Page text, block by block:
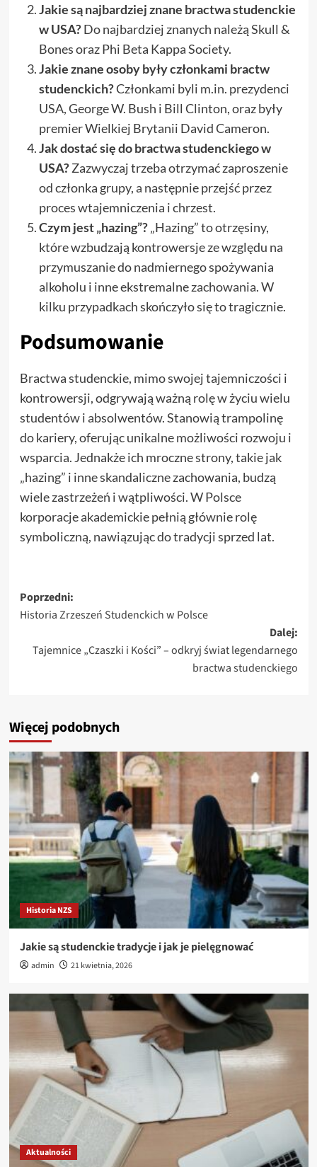
Jakie są najbardziej znane bractwa studenckie
w USA?Do najbardziej znanych należą Skull &
Bones oraz Phi Beta Kappa Society.
Jakie znane osoby były członkami bractw
studenckich?Członkami byli m.in. prezydenci
USA, George W. Bush i Bill Clinton, oraz były
premier Wielkiej Brytanii David Cameron.
Jak dostać się do bractwa studenckiego w
USA?Zazwyczaj trzeba otrzymać zaproszenie
od członka grupy, a następnie przejść przez
proces wtajemniczenia i chrzest.
Czym jest „hazing”?„Hazing” to otrzęsiny,
które wzbudzają kontrowersje ze względu na
przymuszanie do nadmiernego spożywania
alkoholu i inne ekstremalne zachowania. W
kilku przypadkach skończyło się to tragicznie.
Podsumowanie
Bractwa studenckie, mimo swojej tajemniczości i
kontrowersji, odgrywają ważną rolę w życiu wielu
studentów i absolwentów. Stanowią trampolinę
do kariery, oferując unikalne możliwości rozwoju i
wsparcia. Jednakże ich mroczne strony, takie jak
„hazing” i inne skandaliczne zachowania, budzą
wiele zastrzeżeń i wątpliwości. W Polsce
korporacje akademickie pełnią głównie rolę
symboliczną, nawiązując do tradycji sprzed lat.
Zobacz
wpisy
Poprzedni:
Historia Zrzeszeń Studenckich w Polsce
Dalej:
Tajemnice „Czaszki i Kości” – odkryj świat legendarnego
bractwa studenckiego
Więcej podobnych
Historia NZS
Jakie są studenckie tradycje i jak je pielęgnować
admin 21 kwietnia, 2026
Aktualności